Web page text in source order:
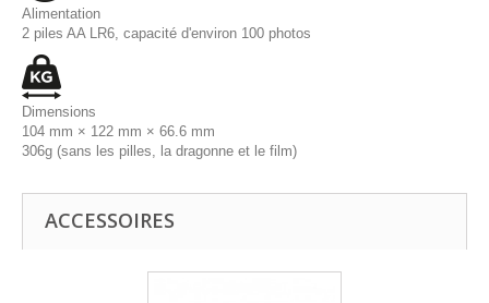
Alimentation
2 piles AA LR6, capacité d'environ 100 photos
Dimensions
104 mm × 122 mm × 66.6 mm
306g (sans les pilles, la dragonne et le film)
ACCESSOIRES